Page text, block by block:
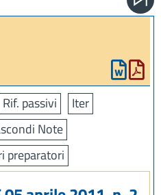
Rif. passivi
Iter
Note
preparatori